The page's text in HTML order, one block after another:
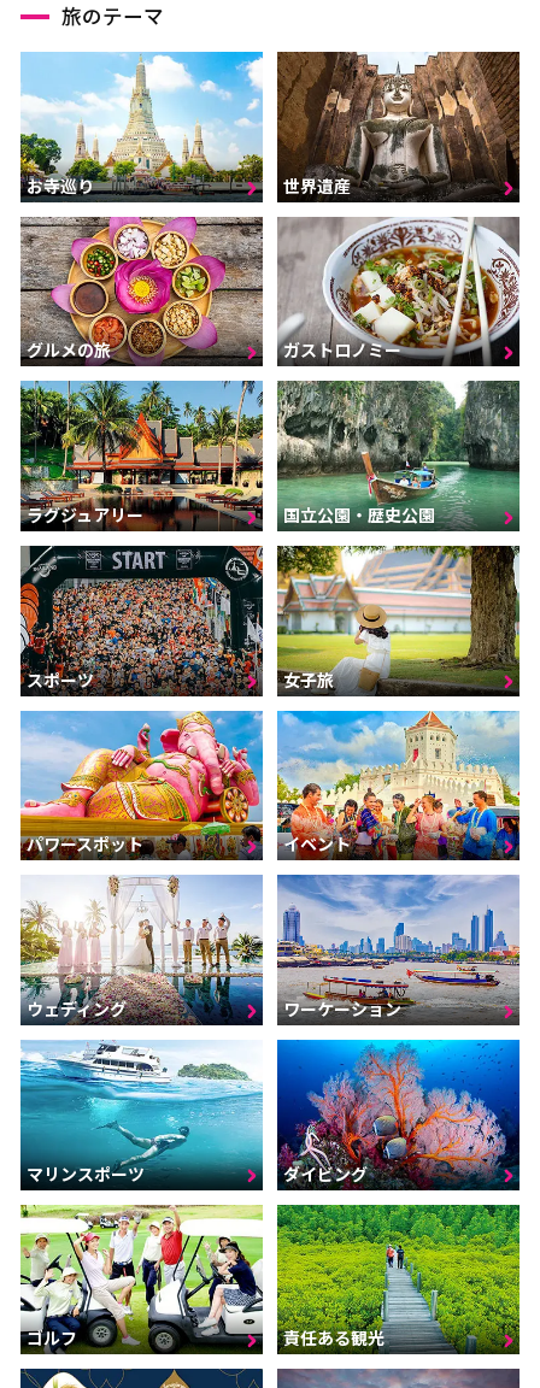
旅のテーマ
お寺巡り 世界遺産
グルメの旅 ガストロノミー
ラグジュアリー 国立公園・歴史公園
スポーツ 女子旅
パワースポット イベント
ウェディング ワーケーション
マリンスポーツ ダイビング
ゴルフ 責任ある観光